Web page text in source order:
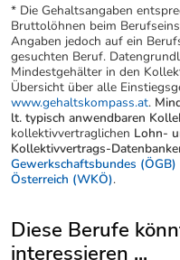
* Die Gehaltsangaben
Bruttolöhnen beim
Angaben jedoch auf ein
gesuchten Beruf.
Mindestgehälter in den
Übersicht über alle
www.gehaltskompass.at.
lt. typisch anwendbaren
kollektivvertraglichen Lohn-
Kollektivvertrags-
Gewerkschaftsbundes (ÖGB)
Österreich (WKÖ).
Diese Berufe
interessieren ...